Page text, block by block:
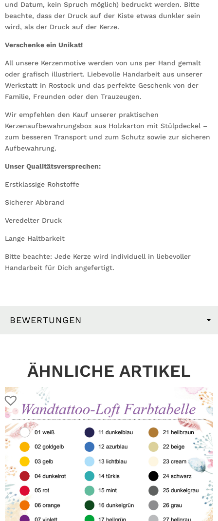
und Datum, kein Spruch möglich) bedruckt werden. Bitte
beachte, dass der Druck auf der Kiste etwas dunkler sein
wird, als der Druck auf der Kerze.
Verschenke ein Unikat!
All unsere Kerzenmotive werden von uns per Hand gemalt
oder grafisch illustriert. Liebevolle Handarbeit aus unserer
Werkstatt in Rostock und das perfekte Geschenk von der
Familie, Freunden oder den Trauzeugen.
Wir empfehlen den Kauf unserer praktischen
Kerzenaufbewahrungsbox aus Holzkarton mit Stülpdeckel –
zum besseren Transport und zum Schutz sowie zur sicheren
Aufbewahrung.
Unser Qualitätsversprechen:
Erstklassige Rohstoffe
Sicherer Abbrand
Veredelter Druck
Lange Haltbarkeit
Bitte beachte: Jede Kerze wird individuell in liebevoller
Handarbeit für Dich angefertigt.
BEWERTUNGEN
ÄHNLICHE ARTIKEL